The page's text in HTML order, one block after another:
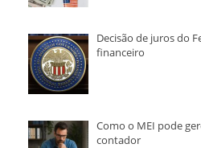
Decisão de juros do
financeiro
Como o MEI pode
contador